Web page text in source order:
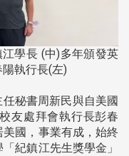
學長 (中)多年頒發英
執行長(左)
秘書周新民與自美國
友處拜會執行長彭春
國，事業有成，始終
紀鎮江先生獎學金」